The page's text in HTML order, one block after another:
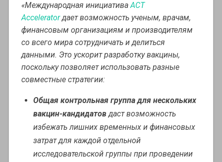
«Международная инициативаACT
Acceleratorдает возможность ученым, врачам,
финансовым организациям и производителям
со всего мира сотрудничать и делиться
данными. Это ускорит разработку вакцины,
поскольку позволяет использовать разные
совместные стратегии:
Общая контрольная группа для нескольких
вакцин-кандидатов даст возможность
избежать лишних временных и финансовых
затрат для каждой отдельной
исследовательской группы при проведении